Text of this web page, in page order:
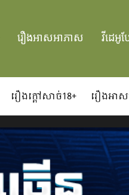
រឿងអាសអាភាស វីដេអូ
រឿងក្ដៅសាច់18+ រឿងអា